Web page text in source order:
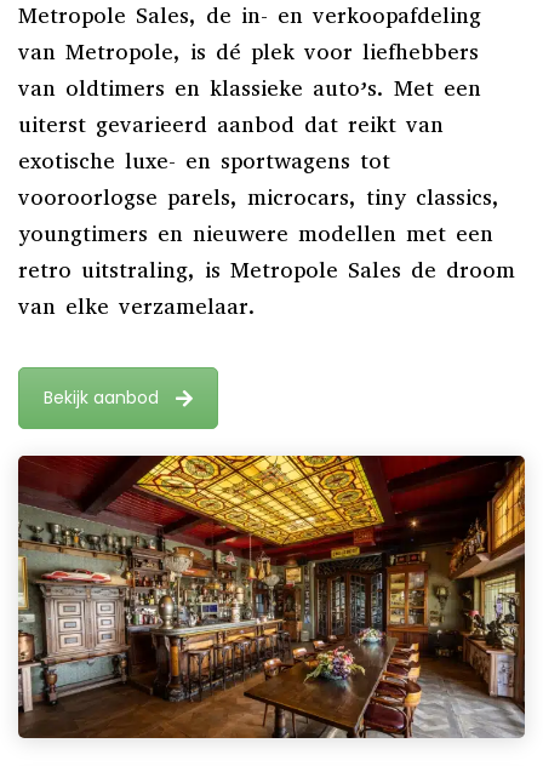
Metropole Sales, de in- en verkoopafdeling
van Metropole, is dé plek voor liefhebbers
van oldtimers en klassieke auto’s. Met een
uiterst gevarieerd aanbod dat reikt van
exotische luxe- en sportwagens tot
vooroorlogse parels, microcars, tiny classics,
youngtimers en nieuwere modellen met een
retro uitstraling, is Metropole Sales de droom
van elke verzamelaar.
Bekijk aanbod